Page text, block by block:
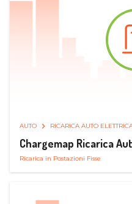
AUTO RICARICA AUTO
Chargemap Ricarica
Ricarica in Postazioni Fisse